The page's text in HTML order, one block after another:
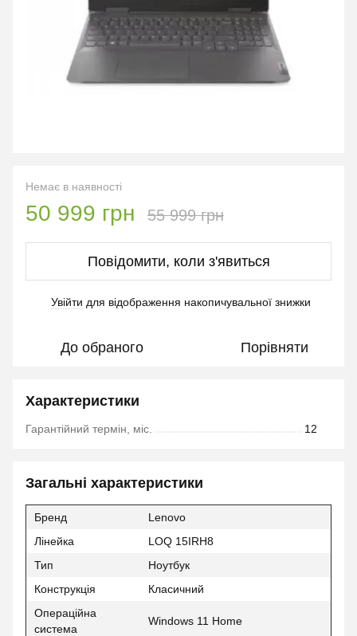
Немає в наявності
50 999 грн 55 999 грн
Повідомити, коли з'явиться
Увійти для відображення накопичувальної знижки
До обраного Порівняти
Характеристики
Гарантійний термін, міс. 12
Загальні характеристики
Бренд
Lenovo
Лінейка
LOQ 15IRH8
Тип
Ноутбук
Конструкція
Класичний
Операційна
система
Windows 11 Home